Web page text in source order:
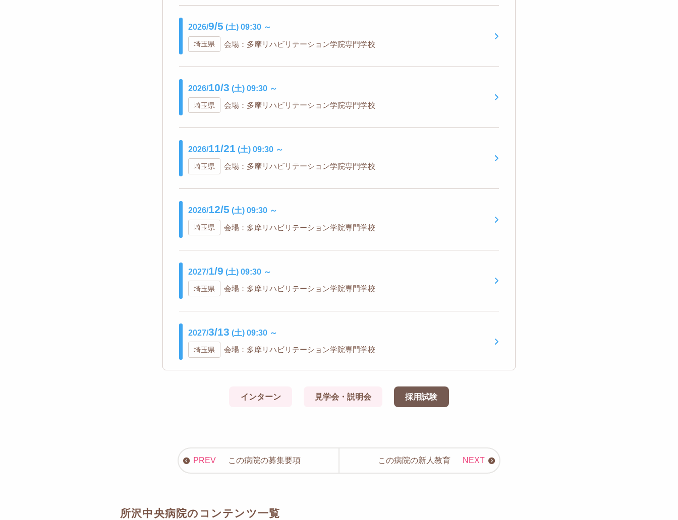
2026/9/5 (土) 09:30 ～
埼玉県 会場：多摩リハビリテーション学院専門学校
2026/10/3 (土) 09:30 ～
埼玉県 会場：多摩リハビリテーション学院専門学校
2026/11/21 (土) 09:30 ～
埼玉県 会場：多摩リハビリテーション学院専門学校
2026/12/5 (土) 09:30 ～
埼玉県 会場：多摩リハビリテーション学院専門学校
2027/1/9 (土) 09:30 ～
埼玉県 会場：多摩リハビリテーション学院専門学校
2027/3/13 (土) 09:30 ～
埼玉県 会場：多摩リハビリテーション学院専門学校
インターン 見学会・説明会 採用試験
この病院の募集要項 この病院の新人教育
所沢中央病院のコンテンツ一覧